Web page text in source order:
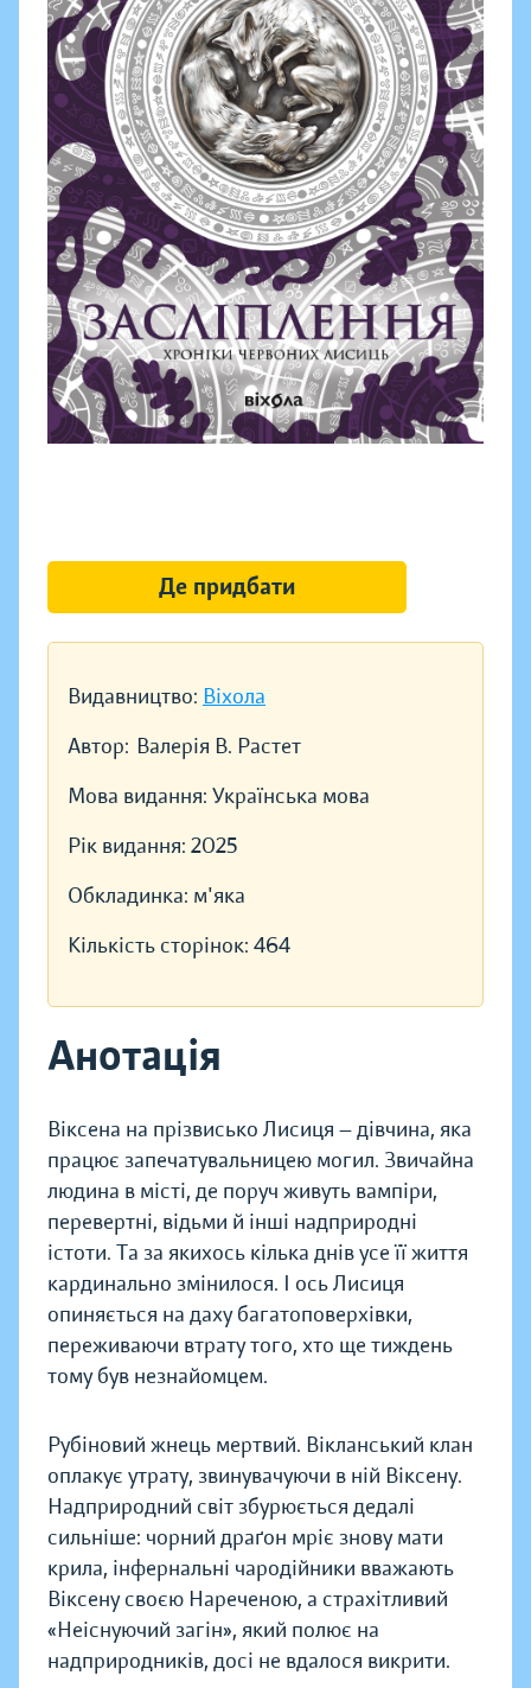
Видавництво: Віхола
Автор: Валерія В. Растет
Мова видання: Українська мова
Рік видання: 2025
Обкладинка: м'яка
Кількість сторінок: 464
Анотація
Віксена на прізвисько Лисиця — дівчина, яка
працює запечатувальницею могил. Звичайна
людина в місті, де поруч живуть вампіри,
перевертні, відьми й інші надприродні
істоти. Та за якихось кілька днів усе її життя
кардинально змінилося. І ось Лисиця
опиняється на даху багатоповерхівки,
переживаючи втрату того, хто ще тиждень
тому був незнайомцем.
Рубіновий жнець мертвий. Вікланський клан
оплакує утрату, звинувачуючи в ній Віксену.
Надприродний світ збурюється дедалі
сильніше: чорний драґон мріє знову мати
крила, інфернальні чародійники вважають
Віксену своєю Нареченою, а страхітливий
«Неіснуючий загін», який полює на
надприродників, досі не вдалося викрити.
Де придбати